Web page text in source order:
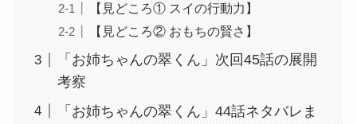
【見どころ① スイの行動力】
【見どころ② おもちの賢さ】
「お姉ちゃんの翠くん」次回45話の展開
考察
「お姉ちゃんの翠くん」44話ネタバレま